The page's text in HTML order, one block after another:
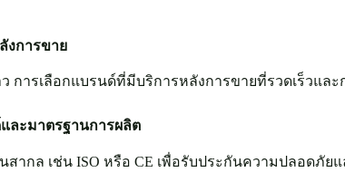
งการขาย
ว การเลือกแบรนด์ที่มีบริการหลังการขายที่รวดเร็วแ
ละมาตรฐานการผลิต
สากล เช่น ISO หรือ CE เพื่อรับประกันความปลอดภั